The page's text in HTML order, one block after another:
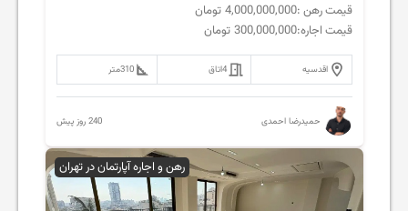
قیمت رهن :4,000,000,000 تومان
قیمت اجاره:300,000,000 تومان
اقدسیه 4اتاق 310متر
حمیدرضا احمدی 240 روز پیش
رهن و اجاره آپارتمان در تهران